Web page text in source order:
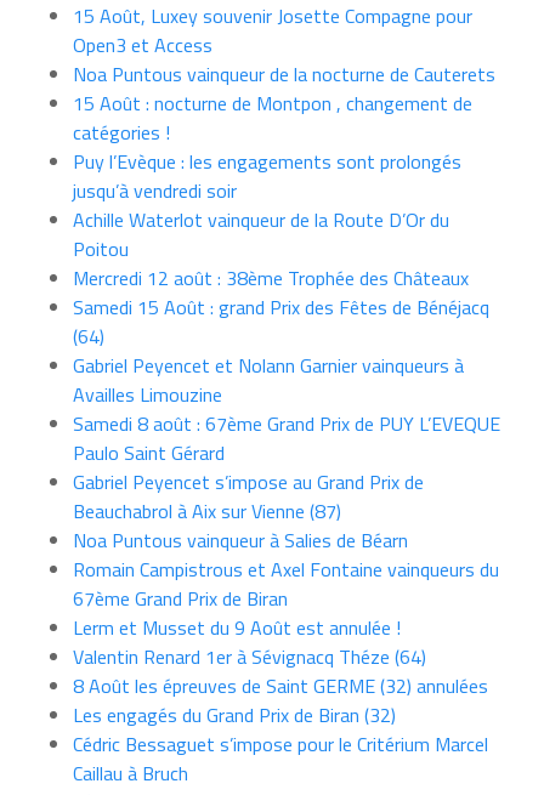
15 Août, Luxey souvenir Josette Compagne pour
Open3 et Access
Noa Puntous vainqueur de la nocturne de Cauterets
15 Août : nocturne de Montpon , changement de
catégories !
Puy l’Evèque : les engagements sont prolongés
jusqu’à vendredi soir
Achille Waterlot vainqueur de la Route D’Or du
Poitou
Mercredi 12 août : 38ème Trophée des Châteaux
Samedi 15 Août : grand Prix des Fêtes de Bénéjacq
(64)
Gabriel Peyencet et Nolann Garnier vainqueurs à
Availles Limouzine
Samedi 8 août : 67ème Grand Prix de PUY L’EVEQUE
Paulo Saint Gérard
Gabriel Peyencet s’impose au Grand Prix de
Beauchabrol à Aix sur Vienne (87)
Noa Puntous vainqueur à Salies de Béarn
Romain Campistrous et Axel Fontaine vainqueurs du
67ème Grand Prix de Biran
Lerm et Musset du 9 Août est annulée !
Valentin Renard 1er à Sévignacq Théze (64)
8 Août les épreuves de Saint GERME (32) annulées
Les engagés du Grand Prix de Biran (32)
Cédric Bessaguet s’impose pour le Critérium Marcel
Caillau à Bruch